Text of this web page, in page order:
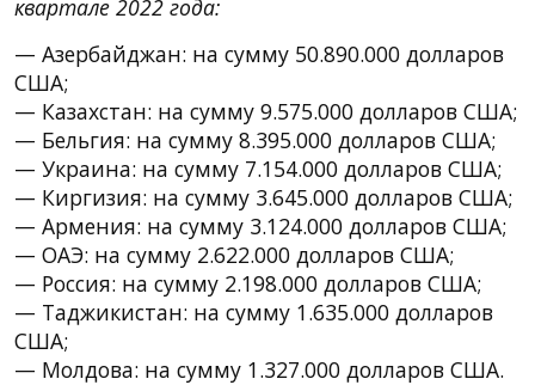
квартале 2022 года:
— Азербайджан: на сумму 50.890.000 долларов
США;
— Казахстан: на сумму 9.575.000 долларов США;
— Бельгия: на сумму 8.395.000 долларов США;
— Украина: на сумму 7.154.000 долларов США;
— Киргизия: на сумму 3.645.000 долларов США;
— Армения: на сумму 3.124.000 долларов США;
— ОАЭ: на сумму 2.622.000 долларов США;
— Россия: на сумму 2.198.000 долларов США;
— Таджикистан: на сумму 1.635.000 долларов
США;
— Молдова: на сумму 1.327.000 долларов США.